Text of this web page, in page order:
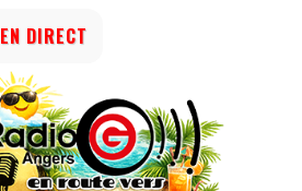
EN DIRECT